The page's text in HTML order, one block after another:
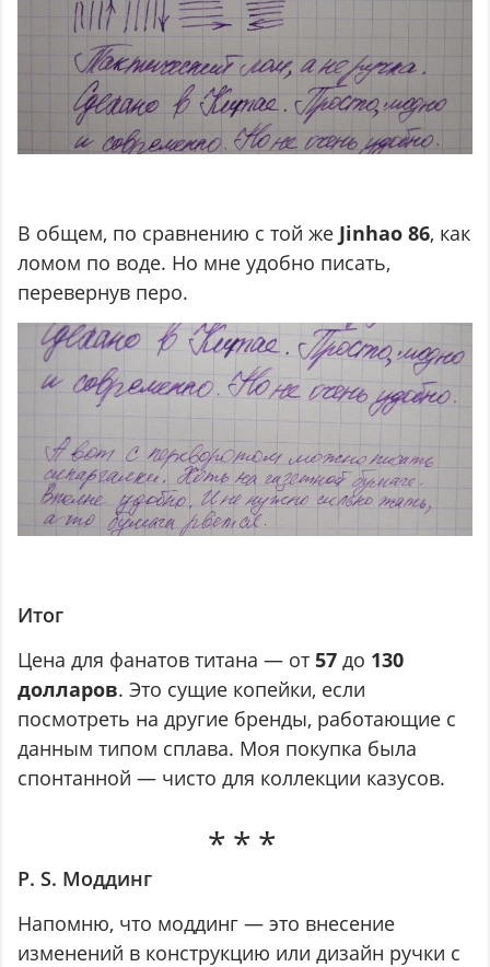
В общем, по сравнению с той же Jinhao 86, как
ломом по воде. Но мне удобно писать,
перевернув перо.
Итог
Цена для фанатов титана — от57 до 130
долларов. Это сущие копейки, если
посмотреть на другие бренды, работающие с
данным типом сплава. Моя покупка была
спонтанной — чисто для коллекции казусов.
P. S. Моддинг
Напомню, что моддинг — это внесение
изменений в конструкцию или дизайн ручки с